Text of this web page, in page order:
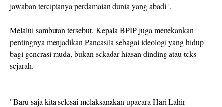
jawaban terciptanya perdamaian dunia yang abadi".
Melalui sambutan tersebut, Kepala BPIP juga menekankan
pentingnya menjadikan Pancasila sebagai ideologi yang hidup
bagi generasi muda, bukan sekadar hiasan dinding atau teks
sejarah.
"Baru saja kita selesai melaksanakan upacara Hari Lahir